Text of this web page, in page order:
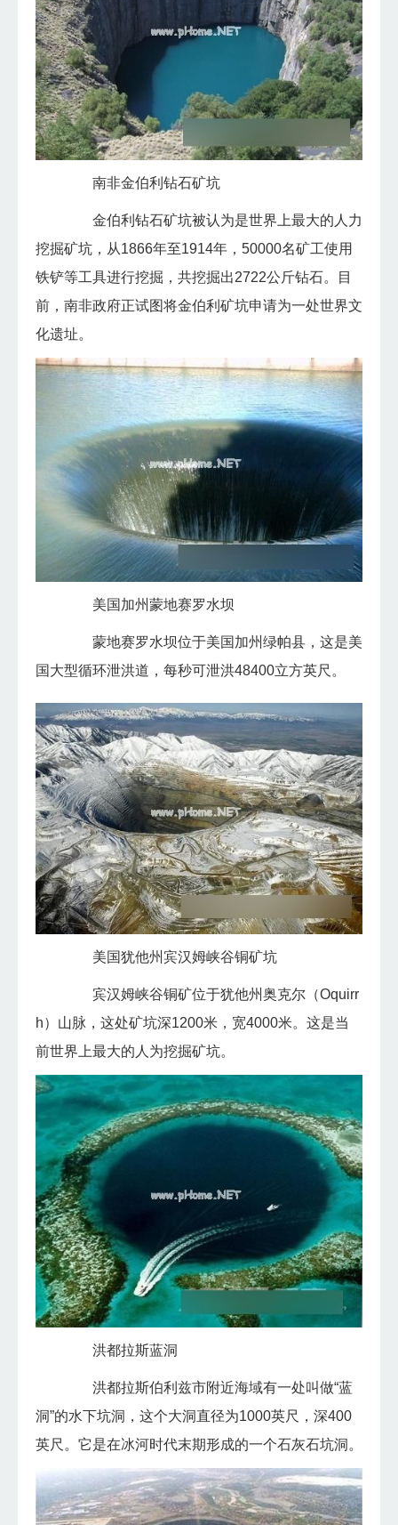
南非金伯利钻石矿坑
金伯利钻石矿坑被认为是世界上最大的人力
挖掘矿坑，从1866年至1914年，50000名矿工使用
铁铲等工具进行挖掘，共挖掘出2722公斤钻石。目
前，南非政府正试图将金伯利矿坑申请为一处世界文
化遗址。
美国加州蒙地赛罗水坝
蒙地赛罗水坝位于美国加州绿帕县，这是美
国大型循环泄洪道，每秒可泄洪48400立方英尺。
美国犹他州宾汉姆峡谷铜矿坑
宾汉姆峡谷铜矿位于犹他州奥克尔（Oquirr
h）山脉，这处矿坑深1200米，宽4000米。这是当
前世界上最大的人为挖掘矿坑。
洪都拉斯蓝洞
洪都拉斯伯利兹市附近海域有一处叫做“蓝
洞”的水下坑洞，这个大洞直径为1000英尺，深400
英尺。它是在冰河时代末期形成的一个石灰石坑洞。